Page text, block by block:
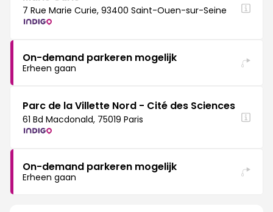
7 Rue Marie Curie, 93400 Saint-Ouen-sur-Seine
On-demand parkeren mogelijk
Erheen gaan
Parc de la Villette Nord - Cité des Sciences
61 Bd Macdonald, 75019 Paris
On-demand parkeren mogelijk
Erheen gaan